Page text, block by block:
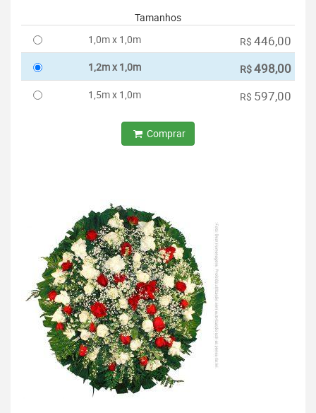
Tamanhos
1,0m x 1,0m
R$ 446,00
1,2m x 1,0m R$498,00
1,5m x 1,0m R$ 597,00
Comprar